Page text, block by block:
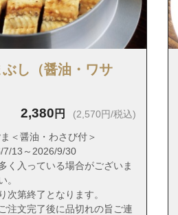
葛西３丁目
葛西４丁目
葛西５丁目
葛西６丁目
西７丁目
葛西８丁目
瑞江４丁目
瑞江５丁目
江町
江町４丁目
し（醤油・ワサ
2,380 円 (2,570円/税込)
＜醤油・わさび付＞
7/13～2026/9/30
く入っている場合がございま
。
次第終了となります。
注文完了後に品切れの旨ご連